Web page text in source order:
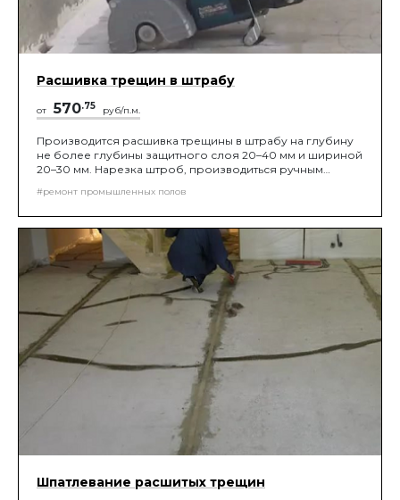
Расшивка трещин в штрабу
от 570.75 руб/п.м.
Производится расшивка трещины в штрабу на глубину
не более глубины защитного слоя 20–40 мм и шириной
20–30 мм. Нарезка штроб, производиться ручным
подключением к нему промышленного пылесоса, с
помощи ударного инструмента.
#ремонт промышленных полов
Шпатлевание расшитых трещин